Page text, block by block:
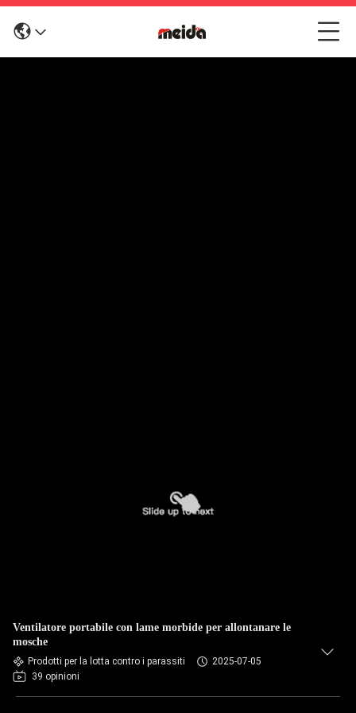
Ventilatore portabile con lame morbide per allontanare le
mosche
Prodotti per la lotta contro i parassiti
2025-07-05
39 opinioni